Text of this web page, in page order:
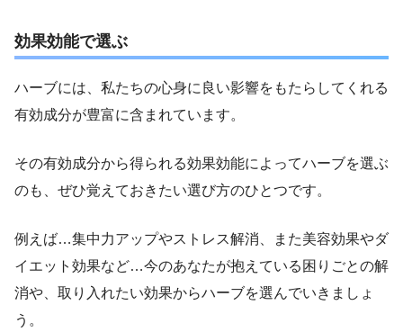
効果効能で選ぶ
ハーブには、私たちの心身に良い影響をもたらしてくれる
有効成分が豊富に含まれています。
その有効成分から得られる効果効能によってハーブを選ぶ
のも、ぜひ覚えておきたい選び方のひとつです。
例えば…集中力アップやストレス解消、また美容効果やダ
イエット効果など…今のあなたが抱えている困りごとの解
消や、取り入れたい効果からハーブを選んでいきましょ
う。